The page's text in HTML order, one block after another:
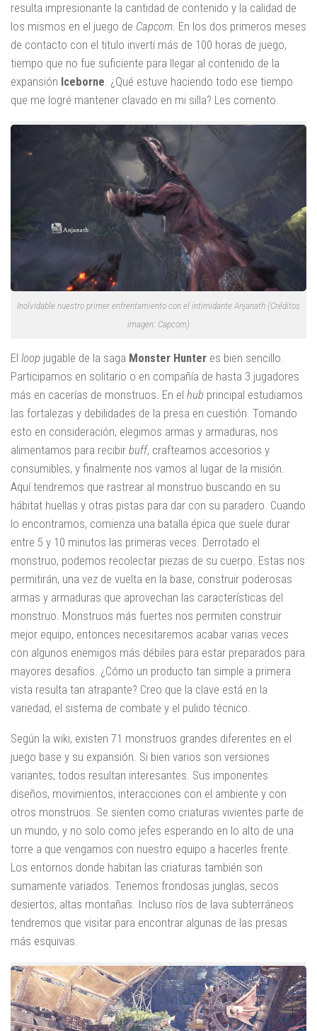
resulta impresionante la cantidad de contenido y la calidad de
los mismos en el juego de Capcom. En los dos primeros meses
de contacto con el titulo invertí más de 100 horas de juego,
tiempo que no fue suficiente para llegar al contenido de la
expansión Iceborne. ¿Qué estuve haciendo todo ese tiempo
que me logré mantener clavado en mi silla? Les comento.
Inolvidable nuestro primer enfrentamiento con el intimidante Anjanath (Créditos
imagen: Capcom)
El loop jugable de la saga Monster Hunter es bien sencillo.
Participamos en solitario o en compañía de hasta 3 jugadores
más en cacerías de monstruos. En el hub principal estudiamos
las fortalezas y debilidades de la presa en cuestión. Tomando
esto en consideración, elegimos armas y armaduras, nos
alimentamos para recibir buff, crafteamos accesorios y
consumibles, y finalmente nos vamos al lugar de la misión.
Aquí tendremos que rastrear al monstruo buscando en su
hábitat huellas y otras pistas para dar con su paradero. Cuando
lo encontramos, comienza una batalla épica que suele durar
entre 5 y 10 minutos las primeras veces. Derrotado el
monstruo, podemos recolectar piezas de su cuerpo. Estas nos
permitirán, una vez de vuelta en la base, construir poderosas
armas y armaduras que aprovechan las características del
monstruo. Monstruos más fuertes nos permiten construir
mejor equipo, entonces necesitaremos acabar varias veces
con algunos enemigos más débiles para estar preparados para
mayores desafíos. ¿Cómo un producto tan simple a primera
vista resulta tan atrapante? Creo que la clave está en la
variedad, el sistema de combate y el pulido técnico.
Según la wiki, existen 71 monstruos grandes diferentes en el
juego base y su expansión. Si bien varios son versiones
variantes, todos resultan interesantes. Sus imponentes
diseños, movimientos, interacciones con el ambiente y con
otros monstruos. Se sienten como criaturas vivientes parte de
un mundo, y no solo como jefes esperando en lo alto de una
torre a que vengamos con nuestro equipo a hacerles frente.
Los entornos donde habitan las criaturas también son
sumamente variados. Tenemos frondosas junglas, secos
desiertos, altas montañas. Incluso ríos de lava subterráneos
tendremos que visitar para encontrar algunas de las presas
más esquivas.